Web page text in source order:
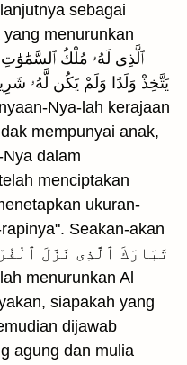
sebagai
menurunkan
يَتَّخِذْ وَلَدًا وَلَمْ يَكُن لَّهُۥ
mempunyai anak,
dalam
menciptakan
ukuran-
Seakan-akan
menurunkan Al
siapakah yang
dijawab
agung dan mulia